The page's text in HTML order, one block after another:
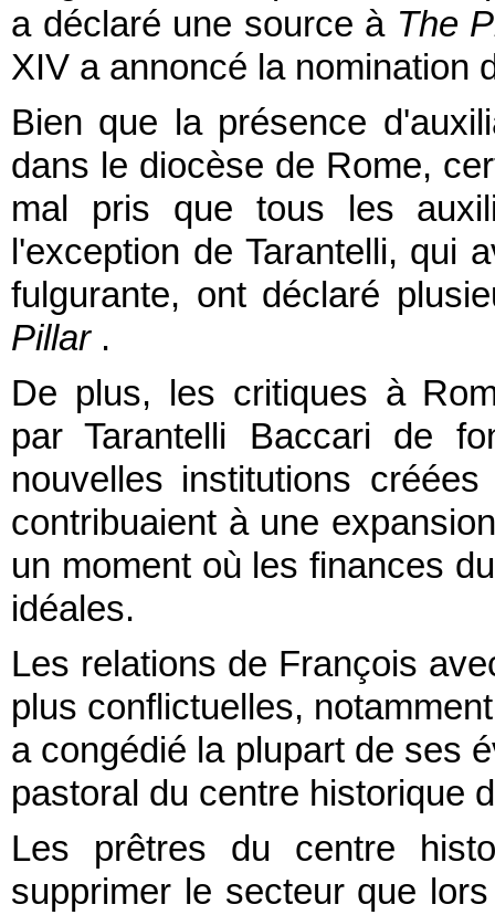
a déclaré une source à The
XIV a annoncé la nomination
Bien que la présence
dans le diocèse de Rome,
mal pris que tous les
l'exception de Tarantelli, qui
fulgurante, ont déclaré
Pillar.
De plus, les critiques à
par Tarantelli Baccari de
nouvelles institutions
contribuaient à une
un moment où les finances
idéales.
Les relations de François
plus conflictuelles,
a congédié la plupart de ses
pastoral du centre historique
Les prêtres du centre
supprimer le secteur que